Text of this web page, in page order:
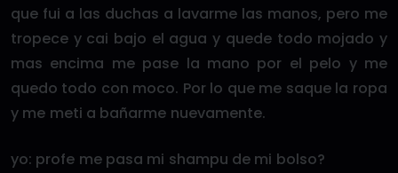
que fui a las duchas a lavarme las manos, pero me
tropece y cai bajo el agua y quede todo mojado y
mas encima me pase la mano por el pelo y me
quedo todo con moco. Por lo que me saque la ropa
y me meti a bañarme nuevamente.
yo: profe me pasa mi shampu de mi bolso?